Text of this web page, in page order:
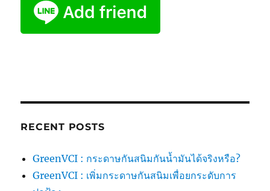
RECENT POSTS
GreenVCI : กระดาษกันสนิมกันน้ำมันได้จริงหรือ?
GreenVCI : เพิ่มกระดาษกันสนิมเพื่อยกระดับการ